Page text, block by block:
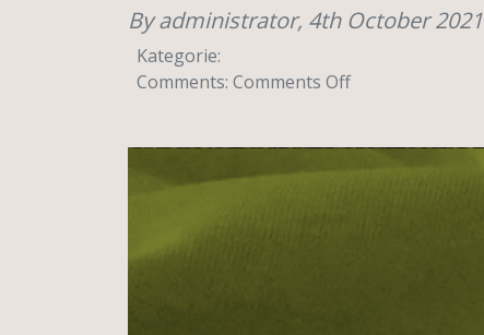
By administrator, 4th October 2021
Kategorie:
Comments: Comments Offon